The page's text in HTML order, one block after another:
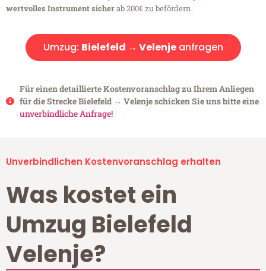
wertvolles Instrument sicherab 200€ zu befördern.
Umzug: Bielefeld → Velenjeanfragen
Für einen detaillierte Kostenvoranschlag zu Ihrem Anliegen
für die Strecke Bielefeld → Velenje schicken Sie uns bitte eine
unverbindliche Anfrage!
Unverbindlichen Kostenvoranschlag erhalten
Was kostet ein
Umzug Bielefeld
Velenje?